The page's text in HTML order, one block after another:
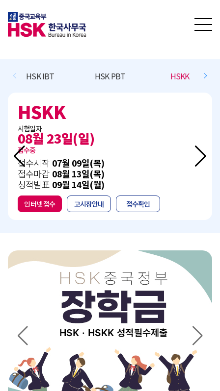
HSK PBT HSKK BCT L/R/(W)
일)
일(목)
일(목)
일(월)
고시장안내 접수확인
10월